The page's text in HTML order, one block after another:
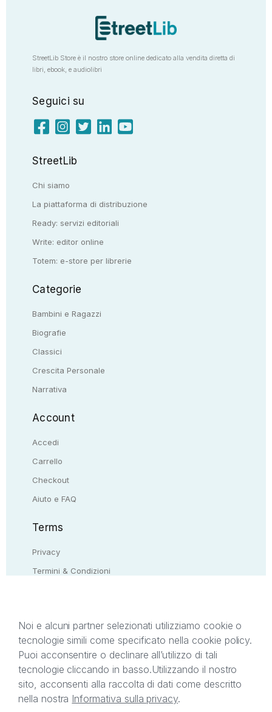
StreetLib Store è il nostro store online dedicato alla vendita diretta di
libri, ebook, e audiolibri
Seguici su
StreetLib
Chi siamo
La piattaforma di distribuzione
Ready: servizi editoriali
Write: editor online
Totem: e-store per librerie
Categorie
Bambini e Ragazzi
Biografie
Classici
Crescita Personale
Narrativa
Account
Accedi
Carrello
Checkout
Aiuto e FAQ
Terms
Privacy
Termini & Condizioni
Il presente sito web è di proprietà di StreetLib S.r.l.
C.F. e P.IVA 05338720963. StreetLib S.r.l. è
titolare di tutti i diritti di proprietà intellettuale
afferenti ai marchi, loghi e segni distintivi presenti
sul sito web. Si invita l’utente a prendere visione
Noi e alcuni partner selezionati utilizziamo cookie o
tecnologie simili come specificato nella cookie policy.
Puoi acconsentire o declinare all’utilizzo di tali
tecnologie cliccando in basso.Utilizzando il nostro
sito, acconsenti alla raccolta di dati come descritto
nella nostra Informativa sulla privacy.